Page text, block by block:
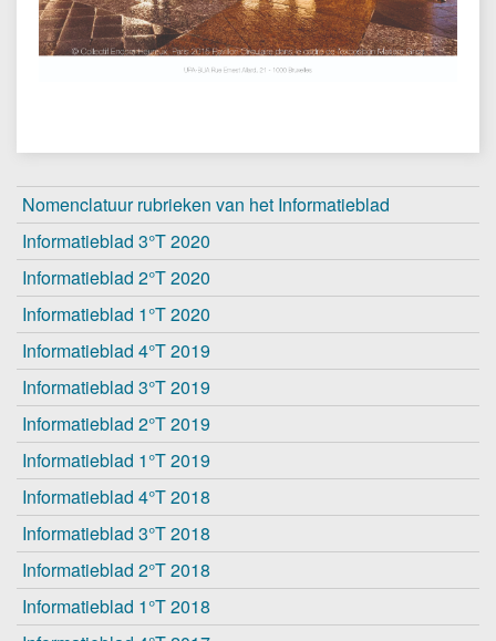
Nomenclatuur rubrieken van het Informatieblad
Informatieblad 3°T 2020
Informatieblad 2°T 2020
Informatieblad 1°T 2020
Informatieblad 4°T 2019
Informatieblad 3°T 2019
Informatieblad 2°T 2019
Informatieblad 1°T 2019
Informatieblad 4°T 2018
Informatieblad 3°T 2018
Informatieblad 2°T 2018
Informatieblad 1°T 2018